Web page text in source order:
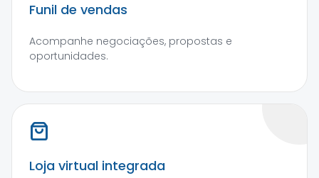
Funil de vendas
Acompanhe negociações, propostas e
oportunidades.
Loja virtual integrada